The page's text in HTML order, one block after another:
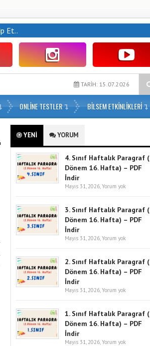
Et..
Haftalık Paragraf (2. Dönem 15. Hafta) – PDF
TARİH: 15.07.2026
ONLİNE TESTLER BILSEM ETKINLIKLERI
YENİ YORUM
4. Sınıf Haftalık Paragraf
Dönem 16. Hafta) – PDF
İndir
Mayıs 31, 2026, Yorum yok
3. Sınıf Haftalık Paragraf
Dönem 16. Hafta) – PDF
İndir
Mayıs 31, 2026, Yorum yok
2. Sınıf Haftalık Paragraf
Dönem 16. Hafta) – PDF
İndir
Mayıs 31, 2026, Yorum yok
1. Sınıf Haftalık Paragraf
Dönem 16. Hafta) – PDF
İndir
Mayıs 31, 2026, Yorum yok